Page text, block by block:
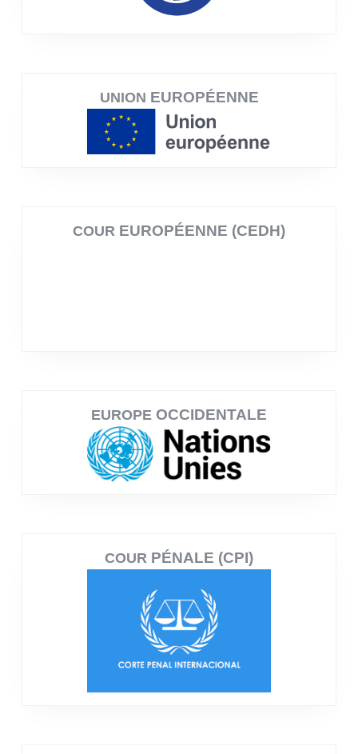
UNION EUROPÉENNE
COUR EUROPÉENNE (CEDH)
EUROPE OCCIDENTALE
COUR PÉNALE (CPI)